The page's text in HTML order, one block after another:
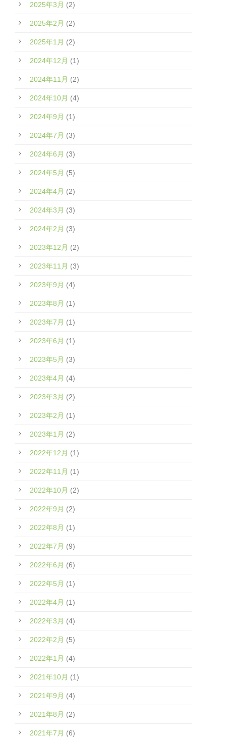
2025年3月 (2)
2025年2月 (2)
2025年1月 (2)
2024年12月 (1)
2024年11月 (2)
2024年10月 (4)
2024年9月 (1)
2024年7月 (3)
2024年6月 (3)
2024年5月 (5)
2024年4月 (2)
2024年3月 (3)
2024年2月 (3)
2023年12月 (2)
2023年11月 (3)
2023年9月 (4)
2023年8月 (1)
2023年7月 (1)
2023年6月 (1)
2023年5月 (3)
2023年4月 (4)
2023年3月 (2)
2023年2月 (1)
2023年1月 (2)
2022年12月 (1)
2022年11月 (1)
2022年10月 (2)
2022年9月 (2)
2022年8月 (1)
2022年7月 (9)
2022年6月 (6)
2022年5月 (1)
2022年4月 (1)
2022年3月 (4)
2022年2月 (5)
2022年1月 (4)
2021年10月 (1)
2021年9月 (4)
2021年8月 (2)
2021年7月 (6)